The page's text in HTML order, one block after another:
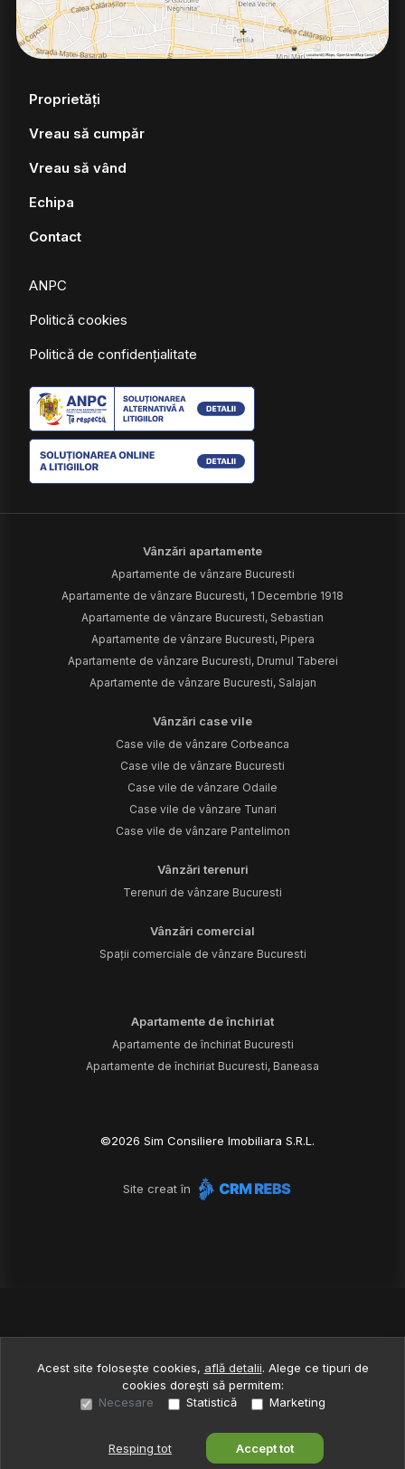
Proprietăți
Vreau să cumpăr
Vreau să vând
Echipa
Contact
ANPC
Politică cookies
Politică de confidențialitate
Vânzări apartamente
Apartamente de vânzare Bucuresti
Apartamente de vânzare Bucuresti, 1 Decembrie 1918
Apartamente de vânzare Bucuresti, Sebastian
Apartamente de vânzare Bucuresti, Pipera
Apartamente de vânzare Bucuresti, Drumul Taberei
Apartamente de vânzare Bucuresti, Salajan
Vânzări case vile
Case vile de vânzare Corbeanca
Case vile de vânzare Bucuresti
Case vile de vânzare Odaile
Case vile de vânzare Tunari
Case vile de vânzare Pantelimon
Vânzări terenuri
Terenuri de vânzare Bucuresti
Vânzări comercial
Spații comerciale de vânzare Bucuresti
Apartamente de închiriat
Apartamente de închiriat Bucuresti
Apartamente de închiriat Bucuresti, Baneasa
©2026 Sim Consiliere Imobiliara S.R.L.
Site creat în
Acest site folosește cookies, află detalii. Alege ce tipuri de
cookies dorești să permitem:
Necesare
Statistică Marketing
Resping tot Accept tot